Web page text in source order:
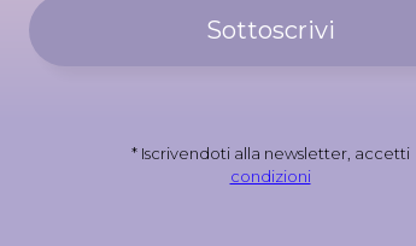
Sottoscrivi
* Iscrivendoti alla newsletter, accetti
condizioni